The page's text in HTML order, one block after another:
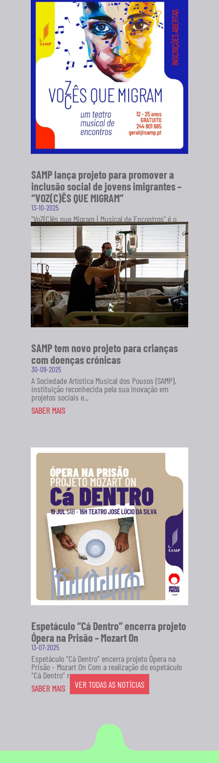
SAMP lança projeto para promover a
inclusão social de jovens imigrantes –
“VOZ(C)ÊS QUE MIGRAM”
13-10-2025
"VoZ(C)ês que Migram | Musical de Encontros" é o
novo projeto da Sociedade Artística Musical dos
Pousos (SAMP), em...
SABER MAIS
SAMP tem novo projeto para crianças
com doenças crónicas
30-09-2025
A Sociedade Artística Musical dos Pousos (SAMP),
instituição reconhecida pela sua inovação em
projetos sociais e...
SABER MAIS
Espetáculo “Cá Dentro” encerra projeto
Ópera na Prisão – Mozart On
13-07-2025
Espetáculo “Cá Dentro” encerra projeto Ópera na
Prisão - Mozart On Com a realização do espetáculo
“Cá Dentro” no...
SABER MAIS
VER TODAS AS NOTÍCIAS